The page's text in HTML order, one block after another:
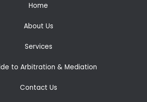
Home
About Us
Services
to Arbitration & Mediation
Contact Us